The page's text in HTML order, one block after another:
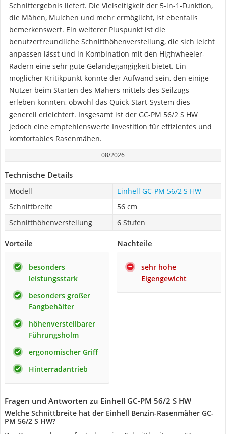
Schnittergebnis liefert. Die Vielseitigkeit der 5-in-1-Funktion,
die Mähen, Mulchen und mehr ermöglicht, ist ebenfalls
bemerkenswert. Ein weiterer Pluspunkt ist die
benutzerfreundliche Schnitthöhenverstellung, die sich leicht
anpassen lässt und in Kombination mit den Highwheeler-
Rädern eine sehr gute Geländegängigkeit bietet. Ein
möglicher Kritikpunkt könnte der Aufwand sein, den einige
Nutzer beim Starten des Mähers mittels des Seilzugs
erleben könnten, obwohl das Quick-Start-System dies
generell erleichtert. Insgesamt ist der GC-PM 56/2 S HW
jedoch eine empfehlenswerte Investition für effizientes und
komfortables Rasenmähen.
08/2026
Technische Details
Modell
Einhell GC-PM 56/2 S HW
Schnittbreite
56 cm
Schnitthöhenverstellung
6 Stufen
Vorteile
besonders
leistungsstark
besonders großer
Fangbehälter
höhenverstellbarer
Führungsholm
ergonomischer Griff
Hinterradantrieb
Nachteile
sehr hohe
Eigengewicht
Fragen und Antworten zu Einhell GC-PM 56/2 S HW
Welche Schnittbreite hat der Einhell Benzin-Rasenmäher GC-
PM 56/2 S HW?